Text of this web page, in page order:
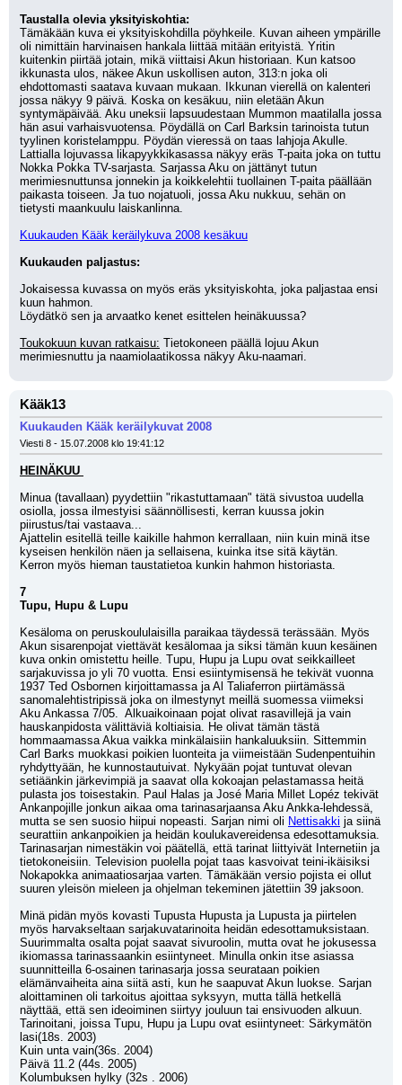
Taustalla olevia yksityiskohtia:
Tämäkään kuva ei yksityiskohdilla pöyhkeile. Kuvan aiheen ympärille
oli nimittäin harvinaisen hankala liittää mitään erityistä. Yritin
kuitenkin piirtää jotain, mikä viittaisi Akun historiaan. Kun katsoo
ikkunasta ulos, näkee Akun uskollisen auton, 313:n joka oli
ehdottomasti saatava kuvaan mukaan. Ikkunan vierellä on kalenteri
jossa näkyy 9 päivä. Koska on kesäkuu, niin eletään Akun
syntymäpäivää. Aku uneksii lapsuudestaan Mummon maatilalla jossa
hän asui varhaisvuotensa. Pöydällä on Carl Barksin tarinoista tutun
tyylinen koristelamppu. Pöydän vieressä on taas lahjoja Akulle.
Lattialla lojuvassa likapyykkikasassa näkyy eräs T-paita joka on tuttu
Nokka Pokka TV-sarjasta. Sarjassa Aku on jättänyt tutun
merimiesnuttunsa jonnekin ja koikkelehtii tuollainen T-paita päällään
paikasta toiseen. Ja tuo nojatuoli, jossa Aku nukkuu, sehän on
tietysti maankuulu laiskanlinna.
Kuukauden Kääk keräilykuva 2008 kesäkuu
Kuukauden paljastus:
Jokaisessa kuvassa on myös eräs yksityiskohta, joka paljastaa ensi
kuun hahmon.
Löydätkö sen ja arvaatko kenet esittelen heinäkuussa?
Toukokuun kuvan ratkaisu: Tietokoneen päällä lojuu Akun
merimiesnuttu ja naamiolaatikossa näkyy Aku-naamari.
Kääk13
Kuukauden Kääk keräilykuvat 2008
Viesti 8 - 15.07.2008 klo 19:41:12
HEINÄKUU
Minua (tavallaan) pyydettiin "rikastuttamaan" tätä sivustoa uudella
osiolla, jossa ilmestyisi säännöllisesti, kerran kuussa jokin
piirustus/tai vastaava...
Ajattelin esitellä teille kaikille hahmon kerrallaan, niin kuin minä itse
kyseisen henkilön näen ja sellaisena, kuinka itse sitä käytän.
Kerron myös hieman taustatietoa kunkin hahmon historiasta.
7
Tupu, Hupu & Lupu
Kesäloma on peruskoululaisilla paraikaa täydessä terässään. Myös
Akun sisarenpojat viettävät kesälomaa ja siksi tämän kuun kesäinen
kuva onkin omistettu heille. Tupu, Hupu ja Lupu ovat seikkailleet
sarjakuvissa jo yli 70 vuotta. Ensi esiintymisensä he tekivät vuonna
1937 Ted Osbornen kirjoittamassa ja Al Taliaferron piirtämässä
sanomalehtistripissä joka on ilmestynyt meillä suomessa viimeksi
Aku Ankassa 7/05.  Alkuaikoinaan pojat olivat rasavillejä ja vain
hauskanpidosta välittäviä koltiaisia. He olivat tämän tästä
hommaamassa Akua vaikka minkälaisiin hankaluuksiin. Sittemmin
Carl Barks muokkasi poikien luonteita ja viimeistään Sudenpentuihin
ryhdyttyään, he kunnostautuivat. Nykyään pojat tuntuvat olevan
setiäänkin järkevimpiä ja saavat olla kokoajan pelastamassa heitä
pulasta jos toisestakin. Paul Halas ja José Maria Millet Lopéz tekivät
Ankanpojille jonkun aikaa oma tarinasarjaansa Aku Ankka-lehdessä,
mutta se sen suosio hiipui nopeasti. Sarjan nimi oli Nettisakki ja siinä
seurattiin ankanpoikien ja heidän koulukavereidensa edesottamuksia.
Tarinasarjan nimestäkin voi päätellä, että tarinat liittyivät Internetiin ja
tietokoneisiin. Television puolella pojat taas kasvoivat teini-ikäisiksi
Nokapokka animaatiosarjaa varten. Tämäkään versio pojista ei ollut
suuren yleisön mieleen ja ohjelman tekeminen jätettiin 39 jaksoon.
Minä pidän myös kovasti Tupusta Hupusta ja Lupusta ja piirtelen
myös harvakseltaan sarjakuvatarinoita heidän edesottamuksistaan.
Suurimmalta osalta pojat saavat sivuroolin, mutta ovat he jokusessa
ikiomassa tarinassaankin esiintyneet. Minulla onkin itse asiassa
suunnitteilla 6-osainen tarinasarja jossa seurataan poikien
elämänvaiheita aina siitä asti, kun he saapuvat Akun luokse. Sarjan
aloittaminen oli tarkoitus ajoittaa syksyyn, mutta tällä hetkellä
näyttää, että sen ideoiminen siirtyy jouluun tai ensivuoden alkuun.
Tarinoitani, joissa Tupu, Hupu ja Lupu ovat esiintyneet: Särkymätön
lasi(18s. 2003)
Kuin unta vain(36s. 2004)
Päivä 11.2 (44s. 2005)
Kolumbuksen hylky (32s . 2006)